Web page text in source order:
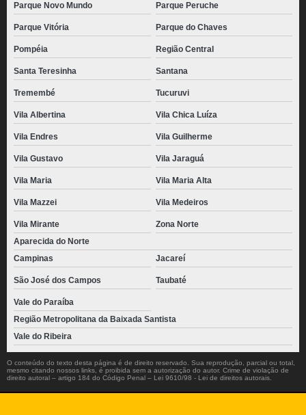
Parque Novo Mundo Parque Peruche
Parque Vitória Parque do Chaves
Pompéia Região Central
Santa Teresinha Santana
Tremembé Tucuruvi
Vila Albertina Vila Chica Luíza
Vila Endres Vila Guilherme
Vila Gustavo Vila Jaraguá
Vila Maria Vila Maria Alta
Vila Mazzei Vila Medeiros
Vila Mirante
Zona Norte
Aparecida do Norte
Campinas
Jacareí
São José dos Campos Taubaté
Vale do Paraíba
Região Metropolitana da Baixada Santista
Vale do Ribeira
O conteúdo do texto desta página é de direito reservado. Sua reprodução, parcial ou total,
mesmo citando nossos links, é proibida sem a autorização do autor. Crime de violação de
direito autoral – artigo 184 do Código Penal – Lei 9610/98 - Lei de direitos autorais